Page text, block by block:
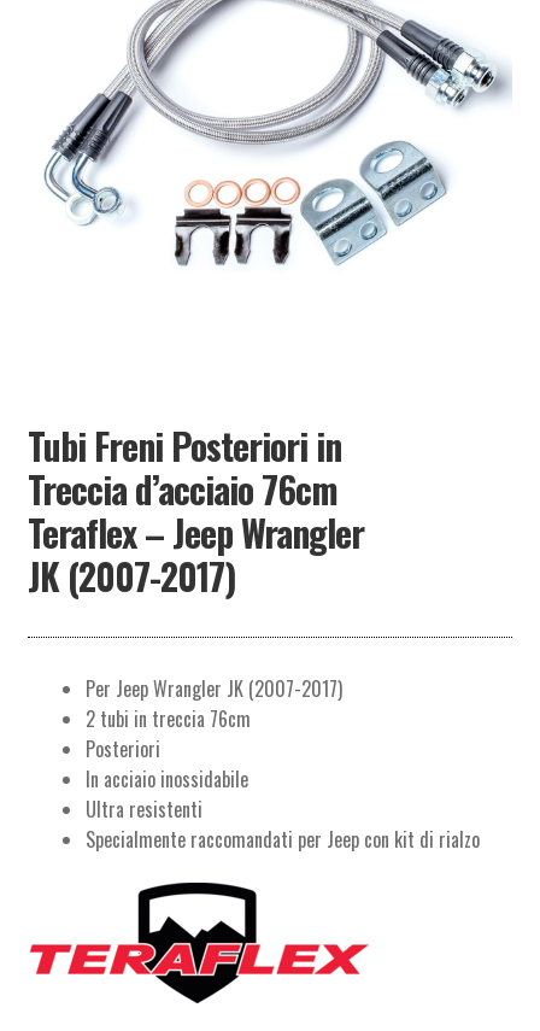
Tubi Freni Posteriori in
Treccia d’acciaio 76cm
Teraflex – Jeep Wrangler
JK (2007-2017)
Per Jeep Wrangler JK (2007-2017)
2 tubi in treccia 76cm
Posteriori
In acciaio inossidabile
Ultra resistenti
Specialmente raccomandati per Jeep con kit di rialzo